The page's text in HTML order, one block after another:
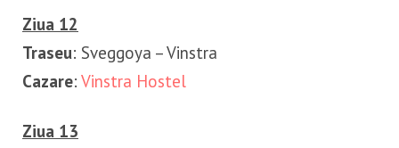
Ziua 12
Traseu: Sveggoya – Vinstra
Cazare: Vinstra Hostel
Ziua 13